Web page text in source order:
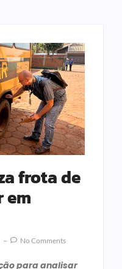
frota de
em
No Comments
para analisar